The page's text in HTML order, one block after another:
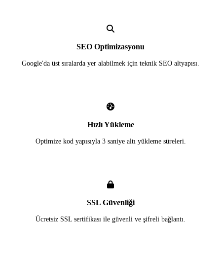
SEO Optimizasyonu
Google'da üst sıralarda yer alabilmek için teknik SEO altyapısı.
Hızlı Yükleme
Optimize kod yapısıyla 3 saniye altı yükleme süreleri.
SSL Güvenliği
Ücretsiz SSL sertifikası ile güvenli ve şifreli bağlantı.